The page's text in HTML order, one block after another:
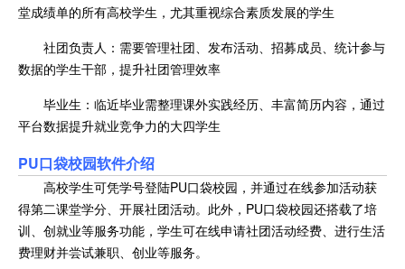
堂成绩单的所有高校学生，尤其重视综合素质发展的学生
社团负责人：需要管理社团、发布活动、招募成员、统计参与
数据的学生干部，提升社团管理效率
毕业生：临近毕业需整理课外实践经历、丰富简历内容，通过
平台数据提升就业竞争力的大四学生
PU口袋校园软件介绍
高校学生可凭学号登陆PU口袋校园，并通过在线参加活动获
得第二课堂学分、开展社团活动。此外，PU口袋校园还搭载了培
训、创就业等服务功能，学生可在线申请社团活动经费、进行生活
费理财并尝试兼职、创业等服务。